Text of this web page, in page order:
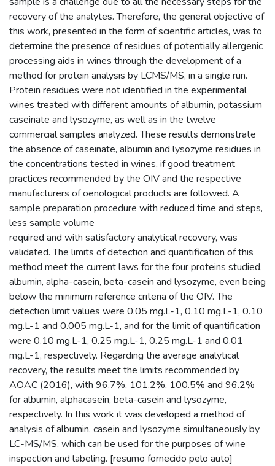
recovery of the analytes. Therefore, the general objective of
this work, presented in the form of scientific articles, was to
determine the presence of residues of potentially allergenic
processing aids in wines through the development of a
method for protein analysis by LCMS/MS, in a single run.
Protein residues were not identified in the experimental
wines treated with different amounts of albumin, potassium
caseinate and lysozyme, as well as in the twelve
commercial samples analyzed. These results demonstrate
the absence of caseinate, albumin and lysozyme residues in
the concentrations tested in wines, if good treatment
practices recommended by the OIV and the respective
manufacturers of oenological products are followed. A
sample preparation procedure with reduced time and steps,
less sample volume
required and with satisfactory analytical recovery, was
validated. The limits of detection and quantification of this
method meet the current laws for the four proteins studied,
albumin, alpha-casein, beta-casein and lysozyme, even being
below the minimum reference criteria of the OIV. The
detection limit values were 0.05 mg.L-1, 0.10 mg.L-1, 0.10
mg.L-1 and 0.005 mg.L-1, and for the limit of quantification
were 0.10 mg.L-1, 0.25 mg.L-1, 0.25 mg.L-1 and 0.01
mg.L-1, respectively. Regarding the average analytical
recovery, the results meet the limits recommended by
AOAC (2016), with 96.7%, 101.2%, 100.5% and 96.2%
for albumin, alphacasein, beta-casein and lysozyme,
respectively. In this work it was developed a method of
analysis of albumin, casein and lysozyme simultaneously by
LC-MS/MS, which can be used for the purposes of wine
inspection and labeling. [resumo fornecido pelo auto]